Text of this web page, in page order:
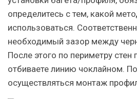
определитесь с тем, какой
использоваться.
необходимый зазор между
После этого по периметру стен
отбиваете линию чоклайном.
осуществляться монтаж